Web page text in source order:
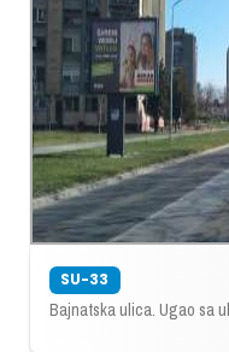
SU-33
Bajnatska ulica. Ugao sa